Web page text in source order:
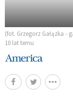
(fot. Grzegorz Gałązka -
10 lat temu